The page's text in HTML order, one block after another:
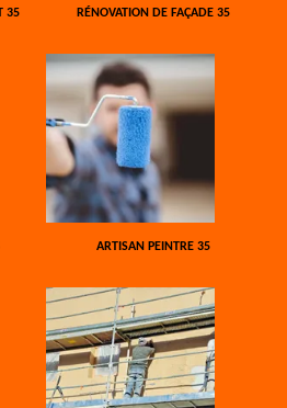
35 RÉNOVATION DE FAÇADE 35
ARTISAN PEINTRE 35